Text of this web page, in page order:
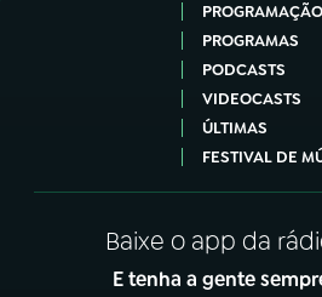
PROGRAMAÇÃO
PROGRAMAS
PODCASTS
VIDEOCASTS
ÚLTIMAS
FESTIVAL DE
Baixe o app da
E tenha a gente